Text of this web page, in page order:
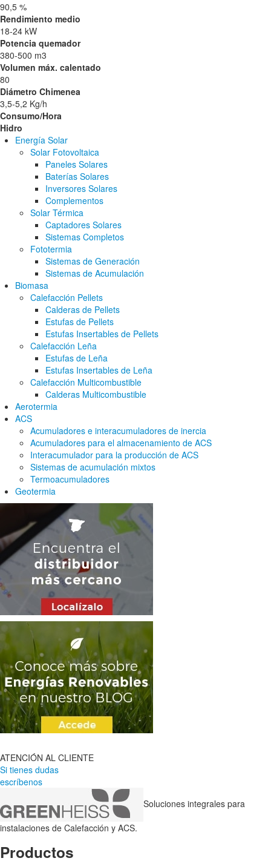
90,5 %
Rendimiento medio
18-24 kW
Potencia quemador
380-500 m3
Volumen máx. calentado
80
Diámetro Chimenea
3,5-5,2 Kg/h
Consumo/Hora
Hidro
Energía Solar
Solar Fotovoltaica
Paneles Solares
Baterías Solares
Inversores Solares
Complementos
Solar Térmica
Captadores Solares
Sistemas Completos
Fototermia
Sistemas de Generación
Sistemas de Acumulación
Biomasa
Calefacción Pellets
Calderas de Pellets
Estufas de Pellets
Estufas Insertables de Pellets
Calefacción Leña
Estufas de Leña
Estufas Insertables de Leña
Calefacción Multicombustible
Calderas Multicombustible
Aerotermia
ACS
Acumuladores e interacumuladores de inercia
Acumuladores para el almacenamiento de ACS
Interacumulador para la producción de ACS
Sistemas de acumulación mixtos
Termoacumuladores
Geotermia
ATENCIÓN AL CLIENTE
Si tienes dudas
escríbenos
Soluciones integrales para
instalaciones de Calefacción y ACS.
Productos